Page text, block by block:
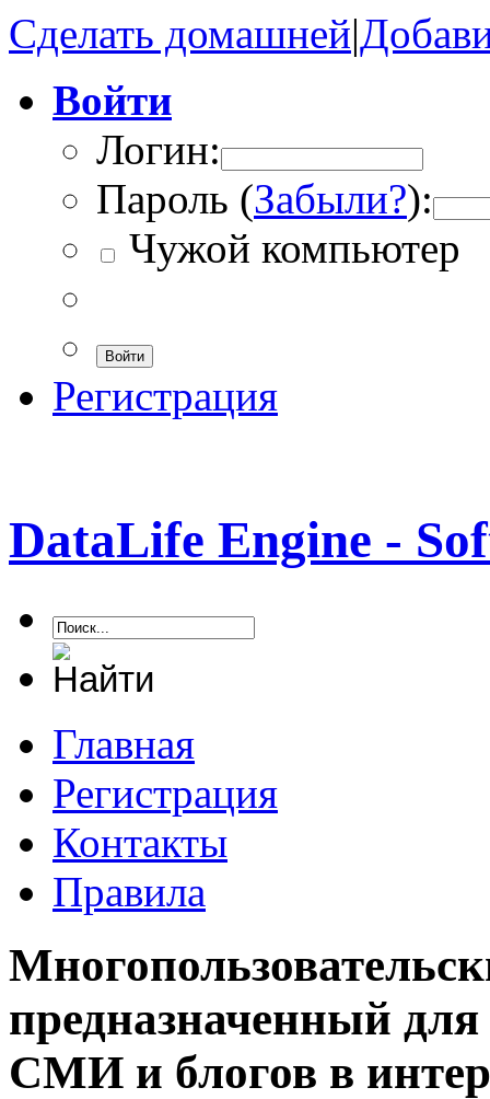
Сделать домашней|
Войти
Логин:
Пароль (Забыли?):
Чужой компьютер
Войти
Регистрация
DataLife Engine -
Главная
Регистрация
Контакты
Правила
предназначенный
СМИ и блогов в